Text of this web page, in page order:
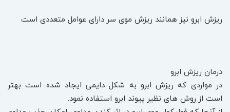
ریزش ابرو نیز همانند ریزش موی سر دارای عوامل متعددی است
درمان ریزش ابرو
در مواردی که ریزش ابرو به شکل دایمی ایجاد شده است بهتر
است از روش های نظیر پیوند ابرو استفاده نمود.